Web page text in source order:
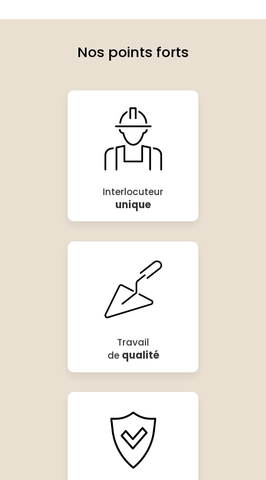
Nos points forts
Interlocuteur
unique
Travail
de qualité